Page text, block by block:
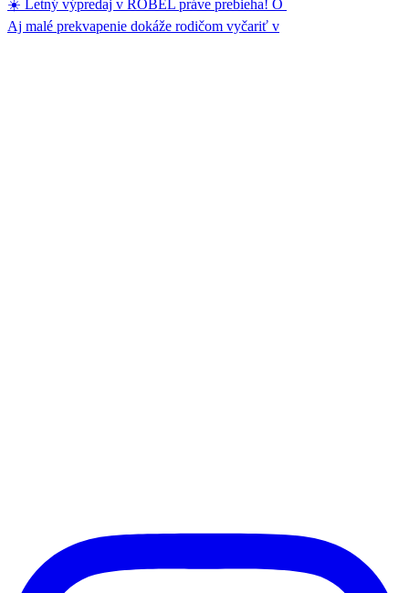
☀️ Letný výpredaj v ROBEL práve prebieha! O
Aj malé prekvapenie dokáže rodičom vyčariť v